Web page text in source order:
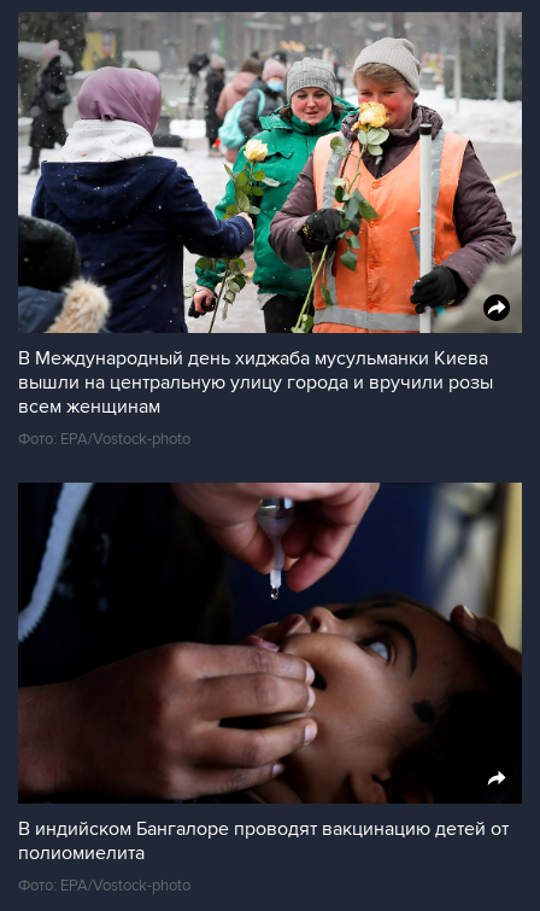
В Международный день хиджаба мусульманки Киева
вышли на центральную улицу города и вручили розы
всем женщинам
Фото: EPA/Vostock-photo
В индийском Бангалоре проводят вакцинацию детей от
полиомиелита
Фото: EPA/Vostock-photo